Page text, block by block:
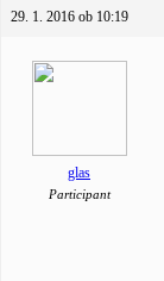
29. 1. 2016 ob 10:19
glas
Participant